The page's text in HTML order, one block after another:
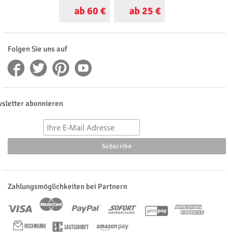
ab 60 € ab 25 €
Folgen Sie uns auf
abonnieren
Zahlungsmöglichkeiten bei Partnern